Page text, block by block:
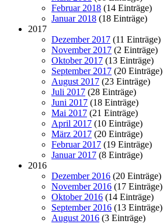
Februar 2018 (14 Einträge)
Januar 2018 (18 Einträge)
2017
Dezember 2017 (11 Einträge)
November 2017 (2 Einträge)
Oktober 2017 (13 Einträge)
September 2017 (20 Einträge)
August 2017 (23 Einträge)
Juli 2017 (28 Einträge)
Juni 2017 (18 Einträge)
Mai 2017 (21 Einträge)
April 2017 (10 Einträge)
März 2017 (20 Einträge)
Februar 2017 (19 Einträge)
Januar 2017 (8 Einträge)
2016
Dezember 2016 (20 Einträge)
November 2016 (17 Einträge)
Oktober 2016 (14 Einträge)
September 2016 (13 Einträge)
August 2016 (3 Einträge)